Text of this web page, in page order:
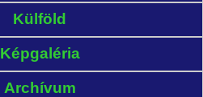
Külföld
Képgaléria
Archívum